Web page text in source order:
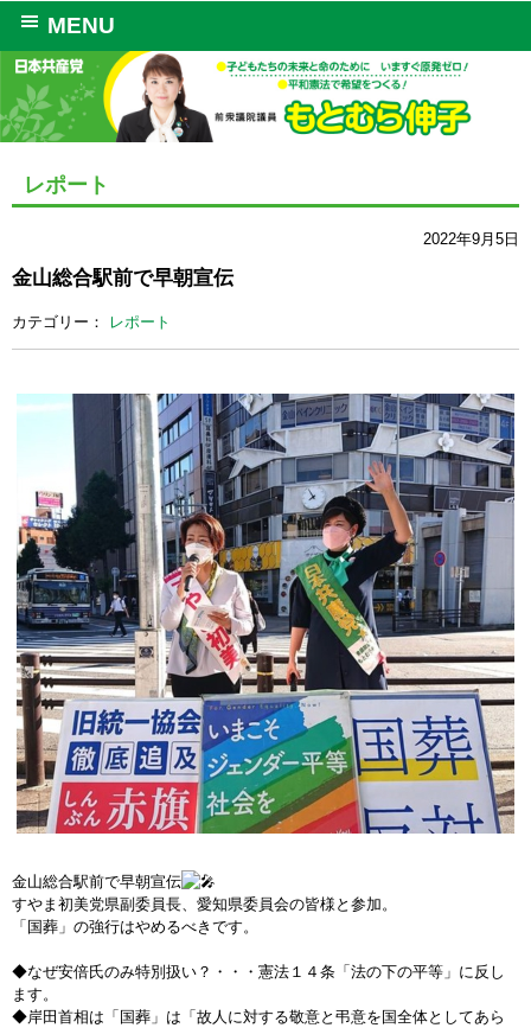
MENU
レポート
2022年9月5日
金山総合駅前で早朝宣伝
カテゴリー： レポート
金山総合駅前で早朝宣伝
すやま初美党県副委員長、愛知県委員会の皆様と参加。
「国葬」の強行はやめるべきです。
◆なぜ安倍氏のみ特別扱い？・・・憲法１４条「法の下の平等」に反し
ます。
◆岸田首相は「国葬」は「故人に対する敬意と弔意を国全体としてあら